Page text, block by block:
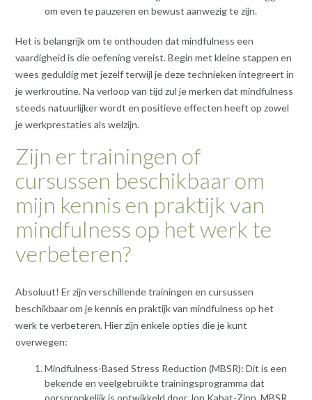
om even te pauzeren en bewust aanwezig te zijn.
Het is belangrijk om te onthouden dat mindfulness een
vaardigheid is die oefening vereist. Begin met kleine stappen en
wees geduldig met jezelf terwijl je deze technieken integreert in
je werkroutine. Na verloop van tijd zul je merken dat mindfulness
steeds natuurlijker wordt en positieve effecten heeft op zowel
je werkprestaties als welzijn.
Zijn er trainingen of
cursussen beschikbaar om
mijn kennis en praktijk van
mindfulness op het werk te
verbeteren?
Absoluut! Er zijn verschillende trainingen en cursussen
beschikbaar om je kennis en praktijk van mindfulness op het
werk te verbeteren. Hier zijn enkele opties die je kunt
overwegen:
Mindfulness-Based Stress Reduction (MBSR): Dit is een
bekende en veelgebruikte trainingsprogramma dat